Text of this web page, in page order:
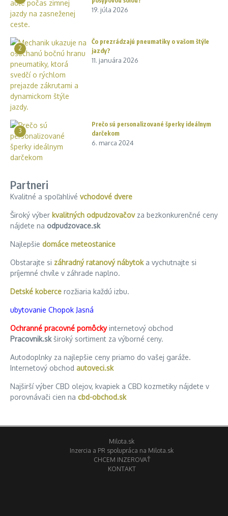
19. júla 2026
2
Čo prezrádzajú pneumatiky o vašom štýle
jazdy?
11. januára 2026
3
Prečo sú personalizované šperky ideálnym
darčekom
6. marca 2024
Partneri
Kvalitné a spoľahlivé vchodové dvere
Široký výber kvalitných odpudzovačovza bezkonkurenčné ceny
nájdete na odpudzovace.sk
Najlepšie domáce meteostanice
Obstarajte si záhradný ratanový nábytoka vychutnajte si
príjemné chvíle v záhrade naplno.
Detské koberce rozžiaria každú izbu.
ubytovanie Chopok Jasná
Ochranné pracovné pomôckyinternetový obchod
Pracovnik.skširoký sortiment za výborné ceny.
Autodoplnky za najlepšie ceny priamo do vašej garáže.
Internetový obchod autoveci.sk
Najširší výber CBD olejov, kvapiek a CBD kozmetiky nájdete v
porovnávači cien na cbd-obchod.sk
Milota.sk
Inzercia a PR spolupráca na Milota.sk
CHCEM INZEROVAŤ
KONTAKT